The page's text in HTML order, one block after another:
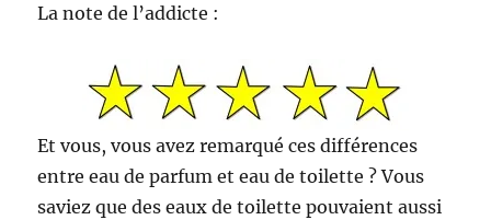
La note de l’addicte :
Et vous, vous avez remarqué ces différences
entre eau de parfum et eau de toilette ? Vous
saviez que des eaux de toilette pouvaient aussi